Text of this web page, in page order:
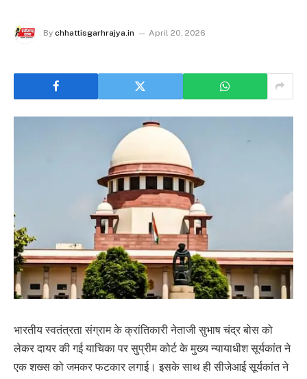
By chhattisgarhrajya.in April 20, 2026
भारतीय स्वतंत्रता संग्राम के क्रांतिकारी नेताजी सुभाष चंद्र बोस को
लेकर दायर की गई याचिका पर सुप्रीम कोर्ट के मुख्य न्यायाधीश सूर्यकांत ने
एक शख्स को जमकर फटकार लगाई। इसके साथ ही सीजेआई सूर्यकांत ने